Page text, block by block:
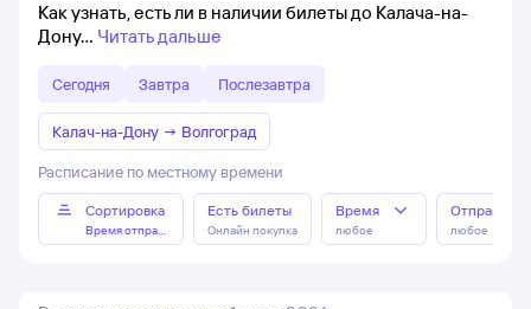
Как узнать, есть ли в наличии билеты до Калача-на-
Дону
Читать дальше
Сегодня Завтра Послезавтра
Калач-на-Дону → Волгоград
Расписание по местному времени
Сортировка
Время отправления
Есть билеты
Онлайн покупка
Время
любое любое